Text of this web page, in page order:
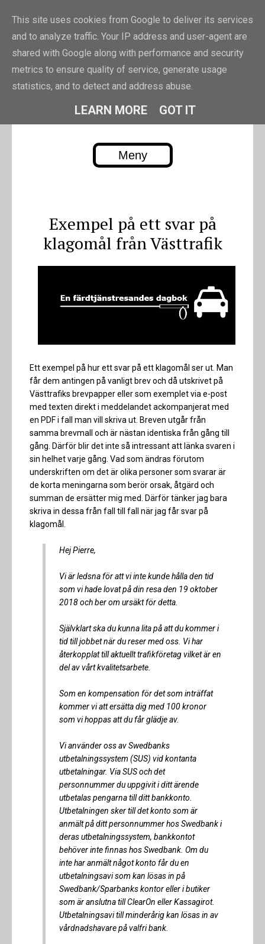
PIRRE.EU
Pierre Erikssons blogg
Meny
Exempel på ett svar på
klagomål från Västtrafik
Ett exempel på hur ett svar på ett klagomål ser ut. Man
får dem antingen på vanligt brev och då utskrivet på
Västtrafiks brevpapper eller som exemplet via e-post
med texten direkt i meddelandet ackompanjerat med
en PDF i fall man vill skriva ut. Breven utgår från
samma brevmall och är nästan identiska från gång till
gång. Därför blir det inte så intressant att länka svaren i
sin helhet varje gång. Vad som ändras förutom
underskriften om det är olika personer som svarar är
de korta meningarna som berör orsak, åtgärd och
summan de ersätter mig med. Därför tänker jag bara
skriva in dessa från fall till fall när jag får svar på
klagomål.
Hej Pierre,
Vi är ledsna för att vi inte kunde hålla den tid
som vi hade lovat på din resa den 19 oktober
2018 och ber om ursäkt för detta.
Självklart ska du kunna lita på att du kommer i
tid till jobbet när du reser med oss. Vi har
återkopplat till aktuellt trafikföretag vilket är en
del av vårt kvalitetsarbete.
Som en kompensation för det som inträffat
kommer vi att ersätta dig med 100 kronor
som vi hoppas att du får glädje av.
Vi använder oss av Swedbanks
utbetalningssystem (SUS) vid kontanta
utbetalningar. Via SUS och det
personnummer du uppgivit i ditt ärende
utbetalas pengarna till ditt bankkonto.
Utbetalningen sker till det konto som är
anmält på ditt personnummer hos Swedbank i
deras utbetalningssystem, bankkontot
behöver inte finnas hos Swedbank. Om du
inte har anmält något konto får du en
utbetalningsavi som kan lösas in på
Swedbank/Sparbanks kontor eller i butiker
som är anslutna till ClearOn eller Kassagirot.
Utbetalningsavi till minderårig kan lösas in av
vårdnadshavare på valfri bank.
This site uses cookies from Google to deliver its services
and to analyze traffic. Your IP address and user-agent are
shared with Google along with performance and security
metrics to ensure quality of service, generate usage
statistics, and to detect and address abuse.
LEARN MORE GOT IT